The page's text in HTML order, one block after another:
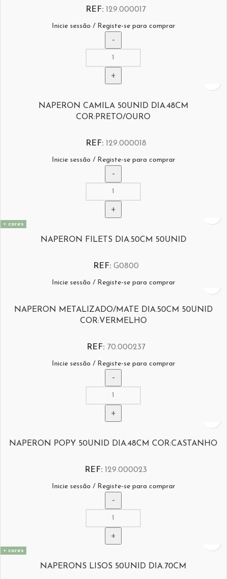
REF: 129.000017
Inicie sessão / Registe-se para comprar
NAPERON CAMILA 50UNID DIA.48CM
COR:PRETO/OURO
REF: 129.000018
Inicie sessão / Registe-se para comprar
+ cores
NAPERON FILETS DIA.50CM 50UNID
REF: G0800
Inicie sessão / Registe-se para comprar
NAPERON METALIZADO/MATE DIA.50CM 50UNID
COR:VERMELHO
REF: 70.000237
Inicie sessão / Registe-se para comprar
NAPERON POPY 50UNID DIA.48CM COR:CASTANHO
REF: 129.000023
Inicie sessão / Registe-se para comprar
+ cores
NAPERONS LISOS 50UNID DIA.70CM